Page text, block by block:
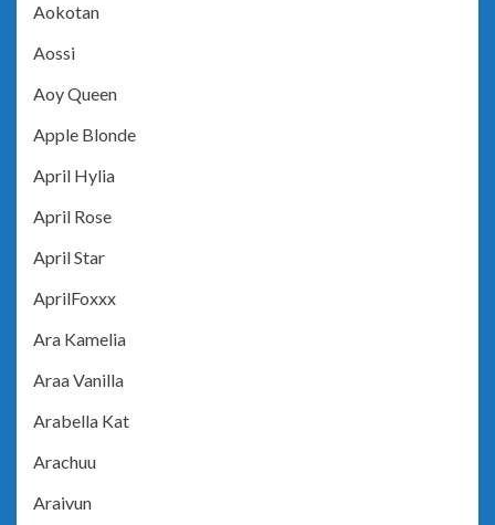
Aokotan
Aossi
Aoy Queen
Apple Blonde
April Hylia
April Rose
April Star
AprilFoxxx
Ara Kamelia
Araa Vanilla
Arabella Kat
Arachuu
Araivun